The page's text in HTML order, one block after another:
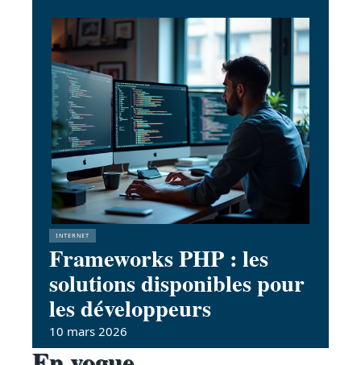
INTERNET
Frameworks PHP : les
solutions disponibles pour
les développeurs
10 mars 2026